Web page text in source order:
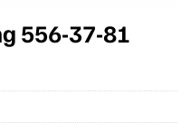
556-37-81